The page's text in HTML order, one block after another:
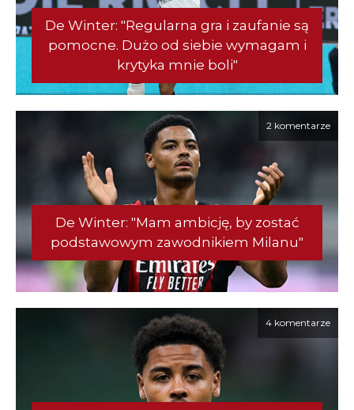
De Winter: "Regularna gra i zaufanie są
pomocne. Dużo od siebie wymagam i
krytyka mnie boli"
2 komentarze
De Winter: "Mam ambicję, by zostać
podstawowym zawodnikiem Milanu"
4 komentarze